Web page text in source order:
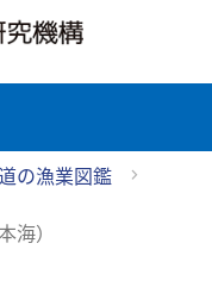
の漁業図鑑
）